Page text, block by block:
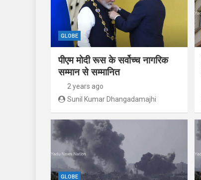
GLOBE
पीएम मोदी रूस के सर्वोच्च नागरिक
सम्मान से सम्मानित
2 years ago
Sunil Kumar Dhangadamajhi
GLOBE